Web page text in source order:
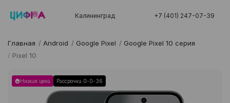
Калининград +7 (401) 247-07-39
Главная / Android / Google Pixel / Google Pixel 10 серия
/ Pixel 10
Низкая цена Рассрочка 0-0-36